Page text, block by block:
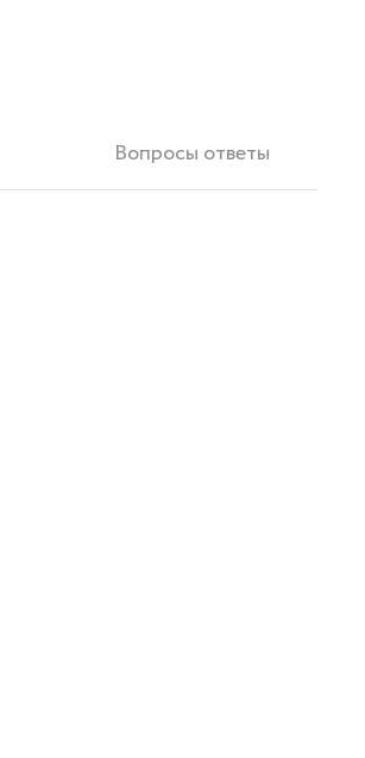
Вопросы ответы